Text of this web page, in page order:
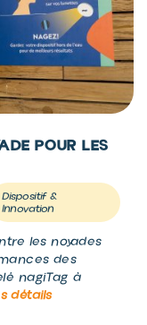
POUR LES
Dispositif &
Innovation
les noyades
des
nagiTag à
détails